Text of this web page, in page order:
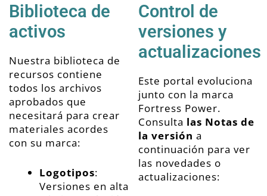
Biblioteca de
activos
Nuestra biblioteca de
recursos contiene
todos los archivos
aprobados que
necesitará para crear
materiales acordes
con su marca:
Logotipos:
Versiones en alta
Control de
versiones y
actualizaciones
Este portal evoluciona
junto con la marca
Fortress Power.
Consulta las Notas de
la versión a
continuación para ver
las novedades o
actualizaciones: